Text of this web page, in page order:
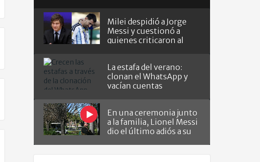
Milei despidió a Jorge
Messi y cuestionó a
quienes criticaron al
La estafa del verano:
clonan el WhatsApp y
vacían cuentas
En una ceremonia junto
a la familia, Lionel Messi
dio el último adiós a su